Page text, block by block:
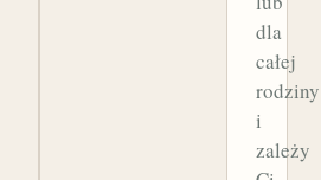
dla
całej
rodziny
i
zależy